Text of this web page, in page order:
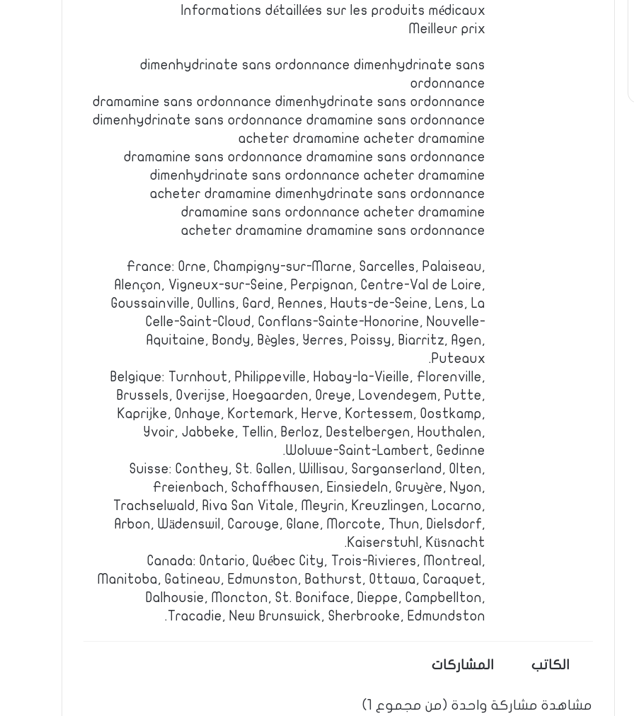
Informations détaillées sur les produits médicaux
Meilleur prix
dimenhydrinate sans ordonnance dimenhydrinate sans
ordonnance
dramamine sans ordonnance dimenhydrinate sans ordonnance
dimenhydrinate sans ordonnance dramamine sans ordonnance
acheter dramamine acheter dramamine
dramamine sans ordonnance dramamine sans ordonnance
dimenhydrinate sans ordonnance acheter dramamine
acheter dramamine dimenhydrinate sans ordonnance
dramamine sans ordonnance acheter dramamine
acheter dramamine dramamine sans ordonnance
France: Orne, Champigny-sur-Marne, Sarcelles, Palaiseau,
Alençon, Vigneux-sur-Seine, Perpignan, Centre-Val de Loire,
Goussainville, Oullins, Gard, Rennes, Hauts-de-Seine, Lens, La
Celle-Saint-Cloud, Conflans-Sainte-Honorine, Nouvelle-
Aquitaine, Bondy, Bègles, Yerres, Poissy, Biarritz, Agen,
Puteaux.
Belgique: Turnhout, Philippeville, Habay-la-Vieille, Florenville,
Brussels, Overijse, Hoegaarden, Oreye, Lovendegem, Putte,
Kaprijke, Onhaye, Kortemark, Herve, Kortessem, Oostkamp,
Yvoir, Jabbeke, Tellin, Berloz, Destelbergen, Houthalen,
Woluwe-Saint-Lambert, Gedinne.
Suisse: Conthey, St. Gallen, Willisau, Sarganserland, Olten,
Freienbach, Schaffhausen, Einsiedeln, Gruyère, Nyon,
Trachselwald, Riva San Vitale, Meyrin, Kreuzlingen, Locarno,
Arbon, Wädenswil, Carouge, Glane, Morcote, Thun, Dielsdorf,
Kaiserstuhl, Küsnacht.
Canada: Ontario, Québec City, Trois-Rivieres, Montreal,
Manitoba, Gatineau, Edmunston, Bathurst, Ottawa, Caraquet,
Dalhousie, Moncton, St. Boniface, Dieppe, Campbellton,
Tracadie, New Brunswick, Sherbrooke, Edmundston.
الكاتب المشاركات
مشاهدة مشاركة واحدة (من مجموع 1)